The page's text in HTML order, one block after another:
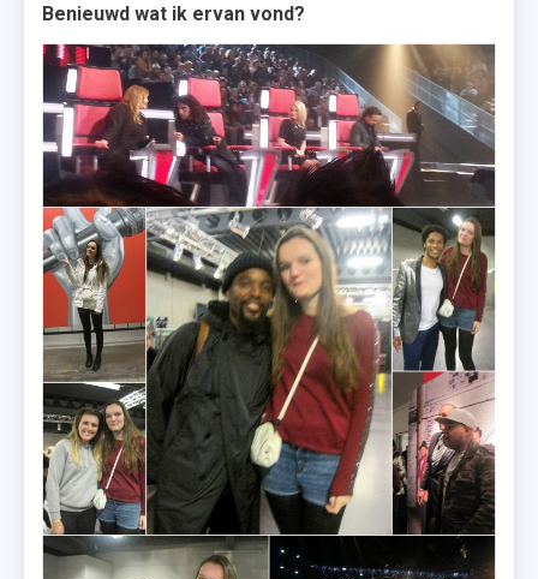
Of
Holland
Benieuwd wat ik ervan vond?